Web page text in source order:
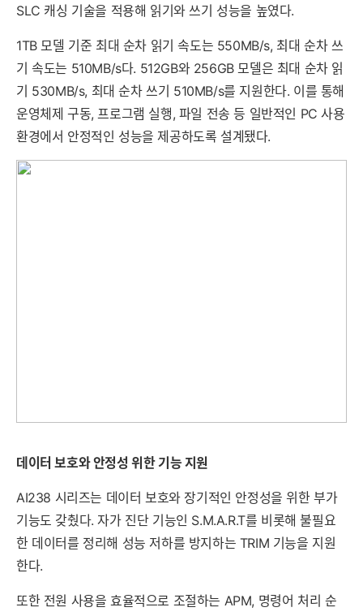
SLC 캐싱 기술을 적용해 읽기와 쓰기 성능을 높였다.
1TB 모델 기준 최대 순차 읽기 속도는 550MB/s, 최대 순차 쓰
기 속도는 510MB/s다. 512GB와 256GB 모델은 최대 순차 읽
기 530MB/s, 최대 순차 쓰기 510MB/s를 지원한다. 이를 통해
운영체제 구동, 프로그램 실행, 파일 전송 등 일반적인 PC 사용
환경에서 안정적인 성능을 제공하도록 설계됐다.
데이터 보호와 안정성 위한 기능 지원
AI238 시리즈는 데이터 보호와 장기적인 안정성을 위한 부가
기능도 갖췄다. 자가 진단 기능인 S.M.A.R.T를 비롯해 불필요
한 데이터를 정리해 성능 저하를 방지하는 TRIM 기능을 지원
한다.
또한 전원 사용을 효율적으로 조절하는 APM, 명령어 처리 순